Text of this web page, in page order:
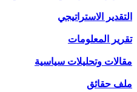
التقدير الاستراتيجي
تقرير المعلومات
مقالات وتحليلات سياسية
ملف حقائق